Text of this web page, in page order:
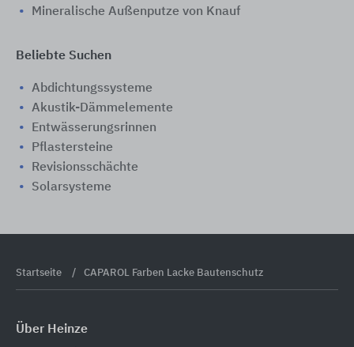
Mineralische Außenputze von Knauf
Beliebte Suchen
Abdichtungssysteme
Akustik-Dämmelemente
Entwässerungsrinnen
Pflastersteine
Revisionsschächte
Solarsysteme
Startseite CAPAROL Farben Lacke Bautenschutz
Über Heinze